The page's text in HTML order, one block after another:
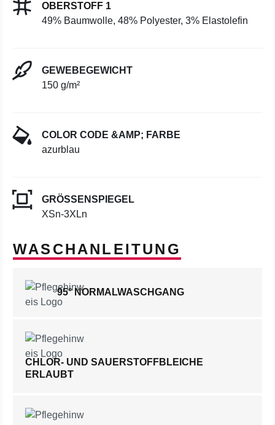
OBERSTOFF 1
49% Baumwolle, 48% Polyester, 3% Elastolefin
GEWEBEGEWICHT
150 g/m²
COLOR CODE &AMP; FARBE
azurblau
GRÖSSENSPIEGEL
XSn-3XLn
WASCHANLEITUNG
95° NORMALWASCHGANG
CHLOR- UND SAUERSTOFFBLEICHE
ERLAUBT